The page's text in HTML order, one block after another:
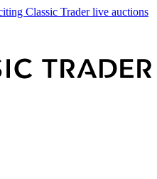
Classic Trader live auctions